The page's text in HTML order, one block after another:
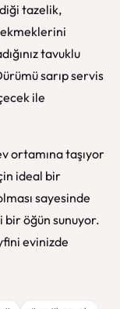
tazelik,
tavuklu
sarıp servis
ile
ortamına taşıyor
ideal bir
sayesinde
öğün sunuyor.
evinizde